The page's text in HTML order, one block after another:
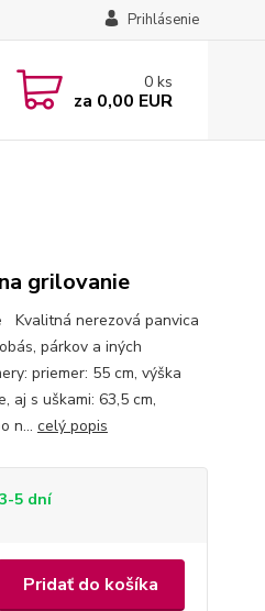
Prihlásenie
0 ks
za 0,00 EUR
grilovanie
Kvalitná nerezová panvica
párkov a iných
priemer: 55 cm, výška
aj s uškami: 63,5 cm,
n... celý popis
5 dní
Pridať do košíka